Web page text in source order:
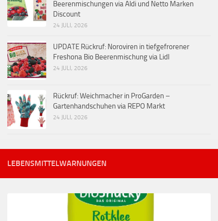
Beerenmischungen via Aldi und Netto Marken
Discount
24 JULI, 2026
UPDATE Rückruf: Noroviren in tiefgefrorener
Freshona Bio Beerenmischung via Lidl
24 JULI, 2026
Rückruf: Weichmacher in ProGarden –
Gartenhandschuhen via REPO Markt
24 JULI, 2026
LEBENSMITTELWARNUNGEN